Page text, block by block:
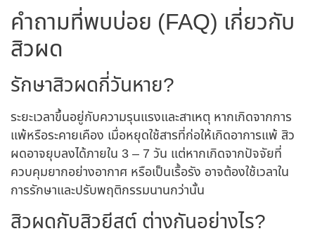
คำถามที่พบบ่อย (FAQ) เกี่ยวกับ
สิวผด
รักษาสิวผดกี่วันหาย?
ระยะเวลาขึ้นอยู่กับความรุนแรงและสาเหตุ หากเกิดจากการ
แพ้หรือระคายเคือง เมื่อหยุดใช้สารที่ก่อให้เกิดอาการแพ้ สิว
ผดอาจยุบลงได้ภายใน 3 – 7 วัน แต่หากเกิดจากปัจจัยที่
ควบคุมยากอย่างอากาศ หรือเป็นเรื้อรัง อาจต้องใช้เวลาใน
การรักษาและปรับพฤติกรรมนานกว่านั้น
สิวผดกับสิวยีสต์ ต่างกันอย่างไร?